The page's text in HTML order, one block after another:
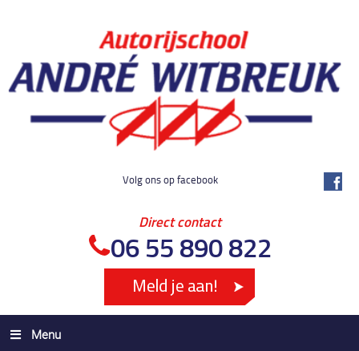
Volg ons op facebook
Direct contact
06 55 890 822
Menu